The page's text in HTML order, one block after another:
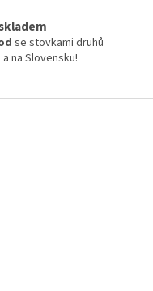
se stovkami druhů
na Slovensku!